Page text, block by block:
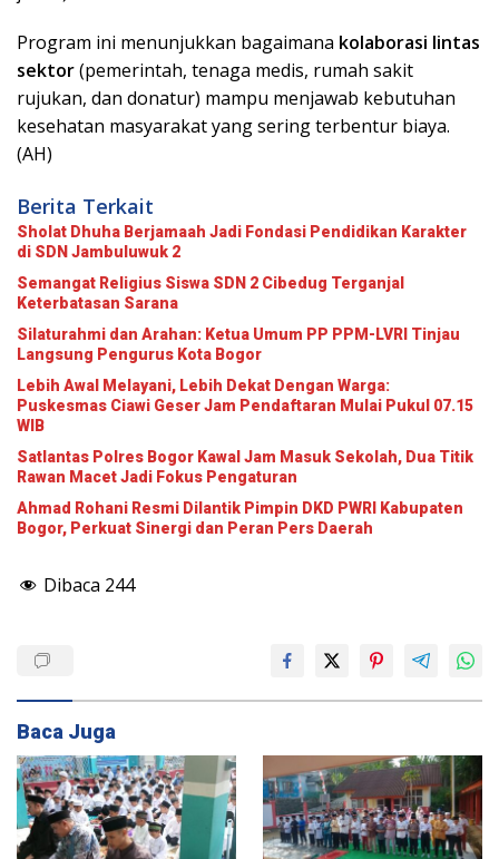
Program ini menunjukkan bagaimana kolaborasi lintas
sektor(pemerintah, tenaga medis, rumah sakit
rujukan, dan donatur) mampu menjawab kebutuhan
kesehatan masyarakat yang sering terbentur biaya.
(AH)
Berita Terkait
Sholat Dhuha Berjamaah Jadi Fondasi Pendidikan Karakter
di SDN Jambuluwuk 2
Semangat Religius Siswa SDN 2 Cibedug Terganjal
Keterbatasan Sarana
Silaturahmi dan Arahan: Ketua Umum PP PPM-LVRI Tinjau
Lebih Awal Melayani, Lebih Dekat Dengan Warga:
Puskesmas Ciawi Geser Jam Pendaftaran Mulai Pukul 07.15
Satlantas Polres Bogor Kawal Jam Masuk Sekolah, Dua Titik
Rawan Macet Jadi Fokus Pengaturan
Ahmad Rohani Resmi Dilantik Pimpin DKD PWRI Kabupaten
Bogor, Perkuat Sinergi dan Peran Pers Daerah
Dibaca 244
Baca Juga